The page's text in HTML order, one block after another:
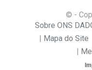
© -
Sobre ONS
Mapa do Site